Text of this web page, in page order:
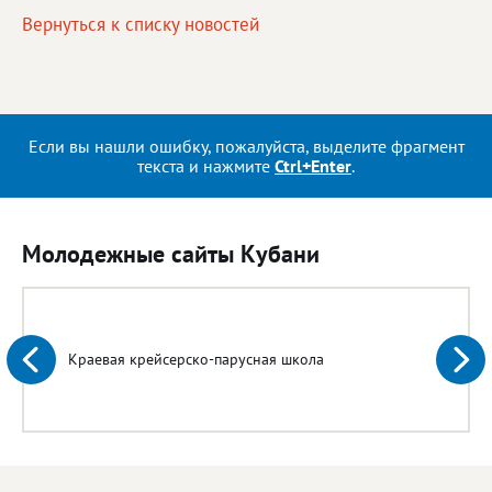
Вернуться к списку новостей
Если вы нашли ошибку, пожалуйста, выделите фрагмент
текста и нажмите Ctrl+Enter.
Молодежные сайты Кубани
Краевая крейсерско-парусная школа